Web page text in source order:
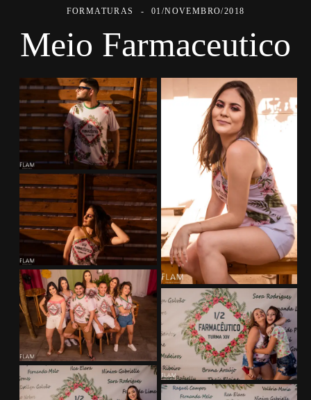
FORMATURAS 01/NOVEMBRO/2018
Meio Farmaceutico